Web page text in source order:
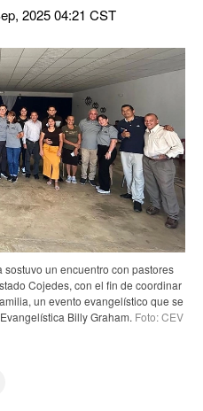
2025 04:21 CST
un encuentro con pastores
Cojedes, con el fin de coordinar
un evento evangelístico que se
Billy Graham. Foto: CEV